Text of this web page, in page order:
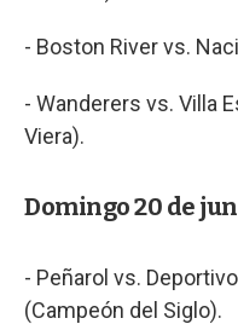
- Boston River vs.
- Wanderers vs. Villa
Viera).
Domingo 20 de
- Peñarol vs.
(Campeón del Siglo).